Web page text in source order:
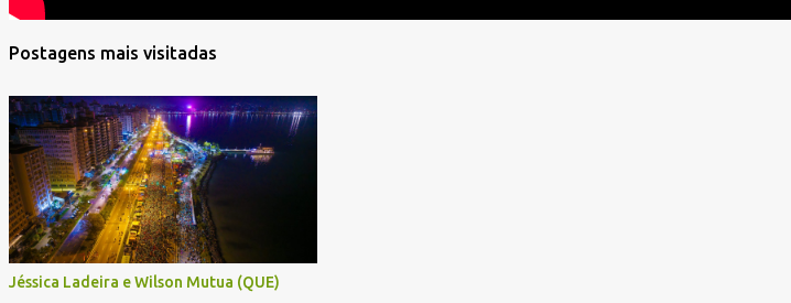
Postagens mais visitadas
Jéssica Ladeira e Wilson Mutua (QUE)